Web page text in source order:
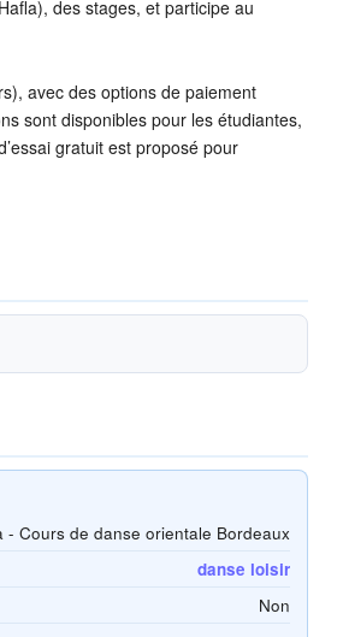
des stages, et participe au
avec des options de paiement
sont disponibles pour les étudiantes,
gratuit est proposé pour
- Cours de danse orientale Bordeaux
danse loisir
Non